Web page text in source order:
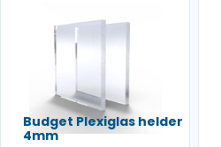
Budget Plexiglas helder
4mm